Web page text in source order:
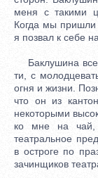
меня с такими
Когда мы пришли
я позвал к себе
Баклушина все
ти, с
огня и жизни.
что он из
некоторыми
ко мне на чай,
театральное
в остроге по
зачинщиков